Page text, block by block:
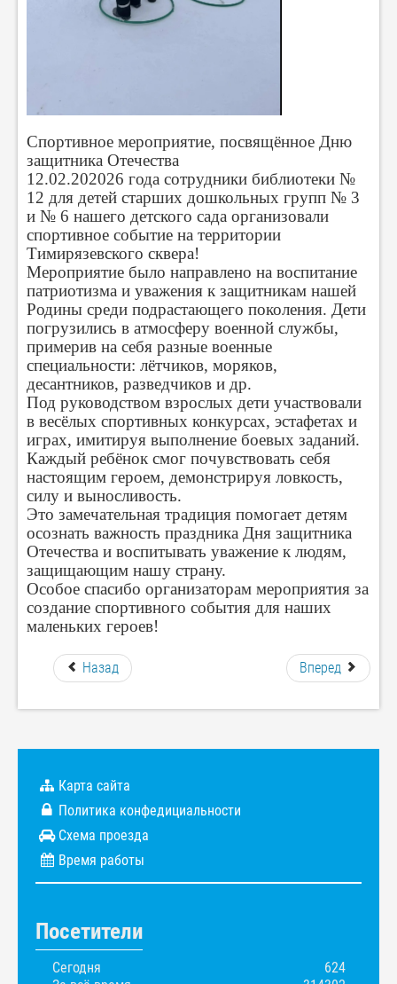
Спортивное мероприятие, посвящённое Дню
защитника Отечества
12.02.202026 года сотрудники библиотеки №
12 для детей старших дошкольных групп № 3
и № 6 нашего детского сада организовали
спортивное событие на территории
Тимирязевского сквера!
Мероприятие было направлено на воспитание
патриотизма и уважения к защитникам нашей
Родины среди подрастающего поколения. Дети
погрузились в атмосферу военной службы,
примерив на себя разные военные
специальности: лётчиков, моряков,
десантников, разведчиков и др.
Под руководством взрослых дети участвовали
в весёлых спортивных конкурсах, эстафетах и
играх, имитируя выполнение боевых заданий.
Каждый ребёнок смог почувствовать себя
настоящим героем, демонстрируя ловкость,
силу и выносливость.
Это замечательная традиция помогает детям
осознать важность праздника Дня защитника
Отечества и воспитывать уважение к людям,
защищающим нашу страну.
Особое спасибо организаторам мероприятия за
создание спортивного события для наших
маленьких героев!
Назад Вперед
Карта сайта
Политика конфедициальности
Схема проезда
Время работы
Посетители
Сегодня
624